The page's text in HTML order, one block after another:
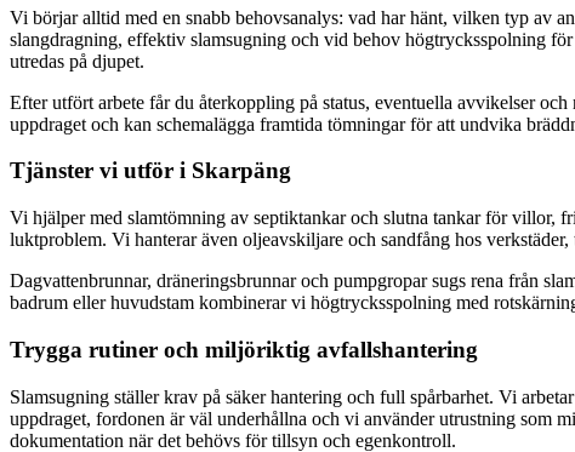
Vi börjar alltid med en snabb behovsanalys: vad har hänt, vilken typ av
slangdragning, effektiv slamsugning och vid behov högtrycksspolning
utredas på djupet.
Efter utfört arbete får du återkoppling på status, eventuella avvikelser
uppdraget och kan schemalägga framtida tömningar för att undvika
Tjänster vi utför i Skarpäng
Vi hjälper med slamtömning av septiktankar och slutna tankar för villor,
luktproblem. Vi hanterar även oljeavskiljare och sandfång hos
Dagvattenbrunnar, dräneringsbrunnar och pumpgropar sugs rena från
badrum eller huvudstam kombinerar vi högtrycksspolning med
Trygga rutiner och miljöriktig avfallshantering
Slamsugning ställer krav på säker hantering och full spårbarhet. Vi
uppdraget, fordonen är väl underhållna och vi använder utrustning som
dokumentation när det behövs för tillsyn och egenkontroll.